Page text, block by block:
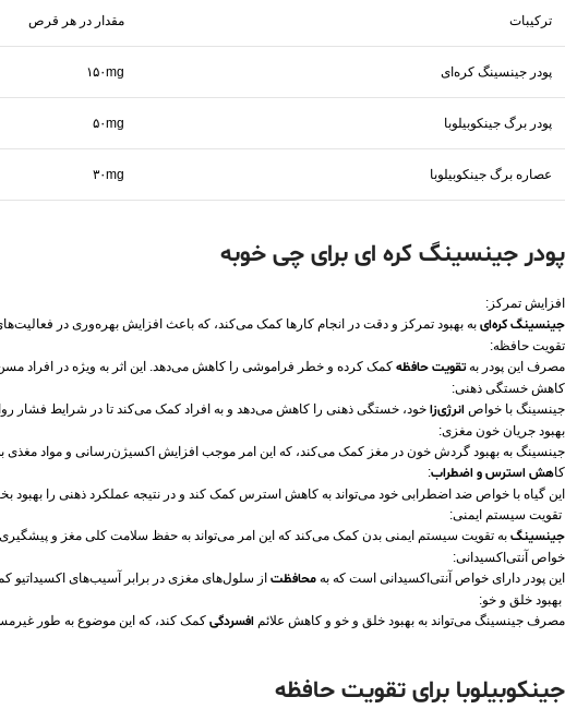
ترکیبات مقدار در هر قرص
پودر جینسینگ کره‌ای ۱۵۰mg
پودر برگ جینکوبیلوبا ۵۰mg
عصاره برگ جینکوبیلوبا ۳۰mg
پودر جینسینگ کره ای برای چی خوبه
افزایش تمرکز:
جینسینگ کره‌ای به بهبود تمرکز و دقت در انجام کارها کمک می‌کند، که باعث افزایش بهره‌وری در
تقویت حافظه:
مصرف این پودر به تقویت حافظه کمک کرده و خطر فراموشی را کاهش می‌دهد. این اثر به ویژه در افراد
کاهش خستگی ذهنی:
جینسینگ با خواص انرژی‌زا خود، خستگی ذهنی را کاهش می‌دهد و به افراد کمک می‌کند تا در شرایط فشار
بهبود جریان خون مغزی:
جینسینگ به بهبود گردش خون در مغز کمک می‌کند، که این امر موجب افزایش اکسیژن‌رسانی و مواد
کاهش استرس و اضطراب:
این گیاه با خواص ضد اضطرابی خود می‌تواند به کاهش استرس کمک کند و در نتیجه عملکرد ذهنی را بهبود
تقویت سیستم ایمنی:
جینسینگ به تقویت سیستم ایمنی بدن کمک می‌کند که این امر می‌تواند به حفظ سلامت کلی مغز و
خواص آنتی‌اکسیدانی:
این پودر دارای خواص آنتی‌اکسیدانی است که به محافظت از سلول‌های مغزی در برابر آسیب‌های اکسیداتیو
بهبود خلق و خو:
مصرف جینسینگ می‌تواند به بهبود خلق و خو و کاهش علائم افسردگی کمک کند، که این موضوع به طور
جینکوبیلوبا برای تقویت حافظه